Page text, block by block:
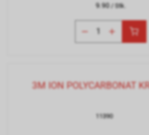
9.90/ Stk.
3M ION POLYCARBONAT
11390